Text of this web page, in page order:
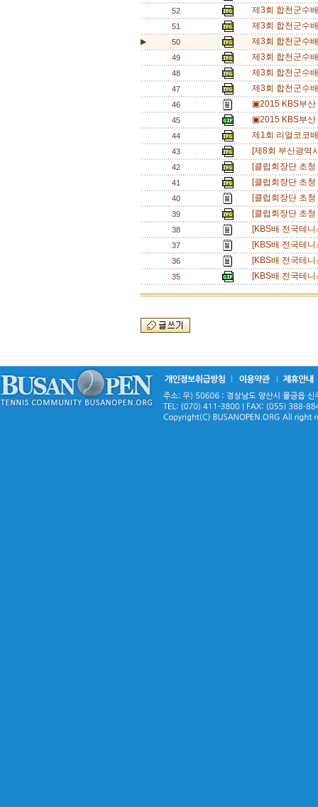
52 제3회 합천군수
51 제3회 합천군수
▶ 50 제3회 합천군수
49 제3회 합천군수
48 제3회 합천군수
47 제3회 합천군수
46 ▣2015 KBS부산
45 ▣2015 KBS부산
44 제1회 리얼코코
43 [제8회 부산광역
42 [클럽회장단 초
41 [클럽회장단 초
40 [클럽회장단 초
39 [클럽회장단 초
38 [KBS배 전국테
37 [KBS배 전국테
36 [KBS배 전국테
35 [KBS배 전국테